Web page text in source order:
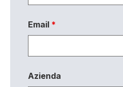
Email *
Azienda